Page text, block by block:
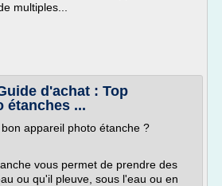
multiples...
d'achat : Top
étanches ...
appareil photo étanche ?
vous permet de prendre des
ou qu'il pleuve, sous l'eau ou en